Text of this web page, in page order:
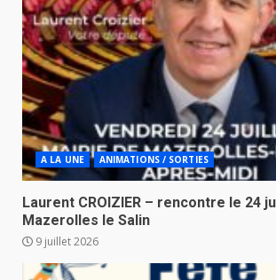
A LA UNE ANIMATIONS / SORTIES
Laurent CROIZIER – rencontre le 24
Mazerolles le Salin
9 juillet 2026